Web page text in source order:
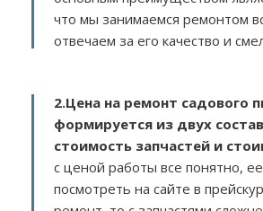
что мы занимаемся ремонтом
отвечаем за его качество и
2.Цена на ремонт садового
формируется из двух
стоимость запчастей и
с ценой работы все понятно,
посмотреть на сайте в